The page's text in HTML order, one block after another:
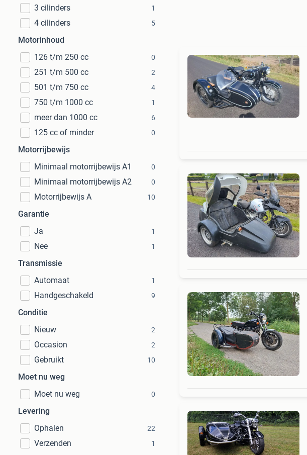
3 cilinders 1
4 cilinders 5
Motorinhoud
126 t/m 250 cc
0
251 t/m 500 cc 2
501 t/m 750 cc 4
750 t/m 1000 cc 1
meer dan 1000 cc 6
125 cc of minder 0
Motorrijbewijs
Minimaal motorrijbewijs A1
0
Minimaal motorrijbewijs A2 0
Motorrijbewijs A 10
Garantie
Ja
1
Nee 1
Transmissie
Automaat
1
Handgeschakeld 9
Conditie
Nieuw
2
Occasion 2
Gebruikt 10
Moet nu weg
Moet nu weg
0
Levering
Ophalen
22
Verzenden 1